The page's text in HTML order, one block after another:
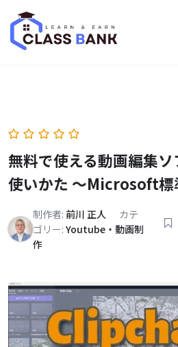
content
無料で使える動画編集
使いかた ～Microsoft標
制作者: 前川 正人
カテ
ゴリー: Youtube・動画制
作